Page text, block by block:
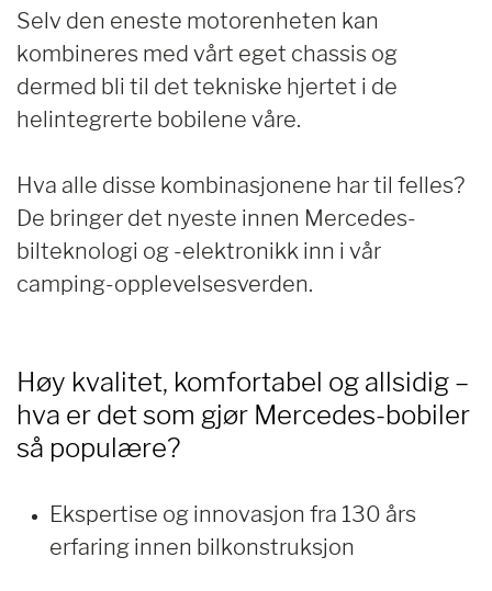
Selv den eneste motorenheten kan
kombineres med vårt eget chassis og
dermed bli til det tekniske hjertet i de
helintegrerte bobilene våre.
Hva alle disse kombinasjonene har til felles?
De bringer det nyeste innen Mercedes-
bilteknologi og -elektronikk inn i vår
camping-opplevelsesverden.
Høy kvalitet, komfortabel og allsidig –
hva er det som gjør Mercedes-bobiler
så populære?
Ekspertise og innovasjon fra 130 års
erfaring innen bilkonstruksjon